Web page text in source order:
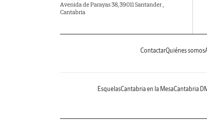
Avenida de Parayas 38, 39011 Santander ,
Cantabria
ContactarQuiénes somos
EsquelasCantabria en la MesaCantabria